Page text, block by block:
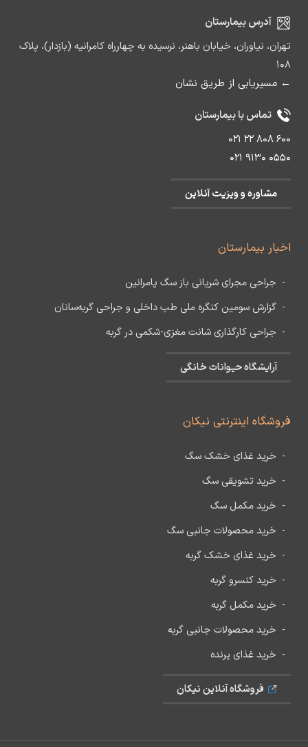
آدرس بیمارستان
تهران، نیاوران، خیابان باهنر، نرسیده به چهارراه کامرانیه (بازدار)، پلاک
۱۰۸
← مسیریابی از طریق نشان
تماس با بیمارستان
۶۰۰ ۸۰۸ ۲۲ ۰۲۱
۰۵۵۰ ۹۱۳۰ ۰۲۱
مشاوره و ویزیت آنلاین
اخبار بیمارستان
جراحی مجرای شریانی باز سگ پامرانین
گزارش سومین کنگره ملی طب داخلی و جراحی گربه‌سانان
جراحی کارگذاری شانت مغزی-شکمی در گربه
آرایشگاه حیوانات خانگی
فروشگاه اینترنتی نیکان
خرید غذای خشک سگ
خرید تشویقی سگ
خرید مکمل سگ
خرید محصولات جانبی سگ
خرید غذای خشک گربه
خرید کنسرو گربه
خرید مکمل گربه
خرید محصولات جانبی گربه
خرید غذای پرنده
فروشگاه آنلاین نیکان